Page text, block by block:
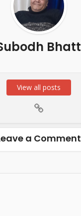
Bhatt
View all posts
a Comment